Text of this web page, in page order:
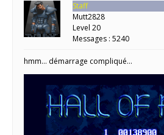
Staff
Mutt2828
Level 20
Messages : 5240
hmm… démarrage compliqué…